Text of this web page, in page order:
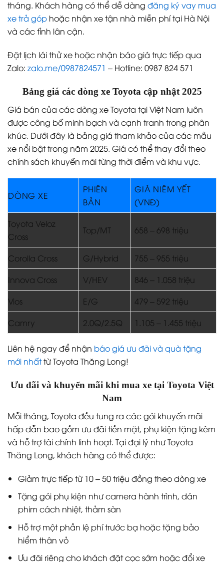
tháng. Khách hàng có thể dễ dàng đăng ký vay mua
xe trả góp hoặc nhận xe tận nhà miễn phí tại Hà Nội
và các tỉnh lân cận.
Đặt lịch lái thử xe hoặc nhận báo giá trực tiếp qua
Zalo: zalo.me/0987824571 – Hotline: 0987 824 571
Bảng giá các dòng xe Toyota cập nhật 2025
Giá bán của các dòng xe Toyota tại Việt Nam luôn
được công bố minh bạch và cạnh tranh trong phân
khúc. Dưới đây là bảng giá tham khảo của các mẫu
xe nổi bật trong năm 2025. Giá có thể thay đổi theo
chính sách khuyến mãi từng thời điểm và khu vực.
DÒNG XE
PHIÊN
BẢN
GIÁ NIÊM YẾT
(VNĐ)
Toyota Veloz
Cross
Top/MT 658 – 698 triệu
Corolla Cross G/Hybrid
755 – 955 triệu
Innova Cross
V/HEV
846 – 1.058 triệu
Vios
E/G
479 – 592 triệu
Camry
2.0Q/2.5Q 1.105 – 1.455 triệu
Liên hệ ngay để nhận báo giá ưu đãi và quà tặng
mới nhấttừ Toyota Thăng Long!
Ưu đãi và khuyến mãi khi mua xe tại Toyota Việt
Nam
Mỗi tháng, Toyota đều tung ra các gói khuyến mãi
hấp dẫn bao gồm ưu đãi tiền mặt, phụ kiện tặng kèm
và hỗ trợ tài chính linh hoạt. Tại đại lý như Toyota
Thăng Long, khách hàng có thể được:
Giảm trực tiếp từ 10 – 50 triệu đồng theo dòng xe
Tặng gói phụ kiện như camera hành trình, dán
phim cách nhiệt, thảm sàn
Hỗ trợ một phần lệ phí trước bạ hoặc tặng bảo
hiểm thân vỏ
Ưu đãi riêng cho khách đặt cọc sớm hoặc đổi xe